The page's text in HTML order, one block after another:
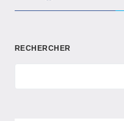
RECHERCHER